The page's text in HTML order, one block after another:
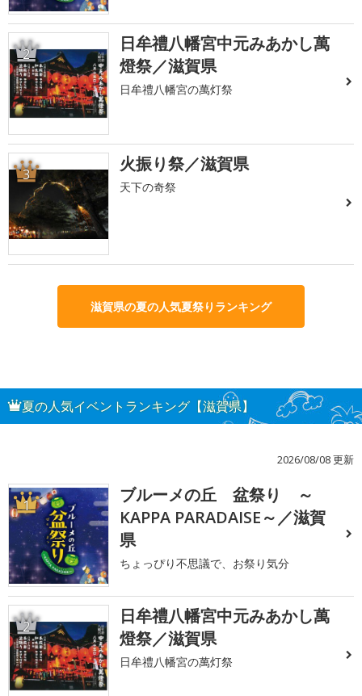
2
日牟禮八幡宮中元みあかし萬
燈祭／滋賀県
日牟禮八幡宮の萬灯祭
3 火振り祭／滋賀県
天下の奇祭
滋賀県の夏の人気夏祭りランキング
夏の人気イベントランキング【滋賀県】
2026/08/08 更新
1
ブルーメの丘 盆祭り ～
KAPPA PARADAISE～／滋賀
県
ちょっぴり不思議で、お祭り気分
2
日牟禮八幡宮中元みあかし萬
燈祭／滋賀県
日牟禮八幡宮の萬灯祭